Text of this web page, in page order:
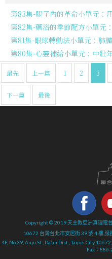
第83集-腸子內的革命小單元：
第82集-藥浴的季節配方小單元
第81集-眼球轉動法小單元：肺
第80集-心靈補給小單元：中壯
最先 上一篇 1 2 3
下一篇 最後
Copyright © 2019 天主教亞洲真理電
10672 台灣台北市安居街 39 號 4 樓 服
4F, No.39, Anju St., Da’an Dist., Taipei City
Fax：